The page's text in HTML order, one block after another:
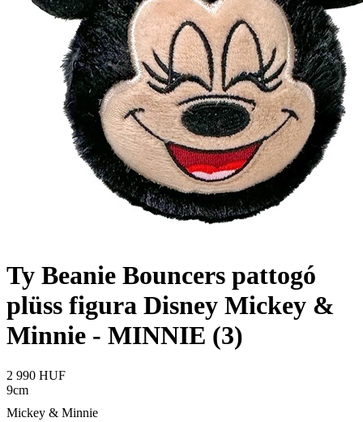
Ty Beanie Bouncers pattogó
plüss figura Disney Mickey &
Minnie - MINNIE (3)
2 990 HUF
9cm
Mickey & Minnie